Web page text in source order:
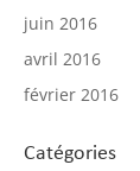
juin 2016
avril 2016
février 2016
Catégories